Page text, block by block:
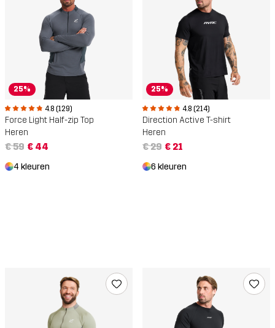
25%
4.8 (129)
Force Light Half-zip Top
Heren
€ 59 € 44
4 kleuren
25%
4.8 (214)
Direction Active T-shirt
Heren
€ 29 € 21
6 kleuren